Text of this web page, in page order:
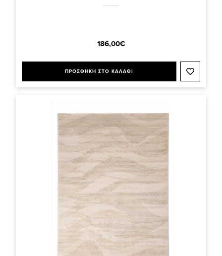
186,00€
ΠΡΟΣΘΗΚΗ ΣΤΟ ΚΑΛΑΘΙ